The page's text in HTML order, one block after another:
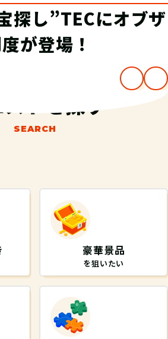
し”TECにオブザ
登場！
トを探す
SEARCH
豪華景品
を狙いたい